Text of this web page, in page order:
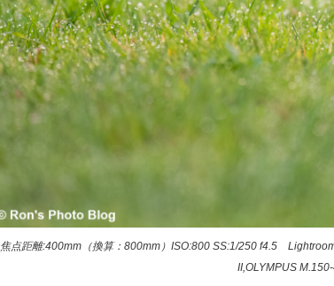
焦点距離:400mm（換算：800mm）ISO:800 SS:1/250 f4.5
II,OLYMPUS